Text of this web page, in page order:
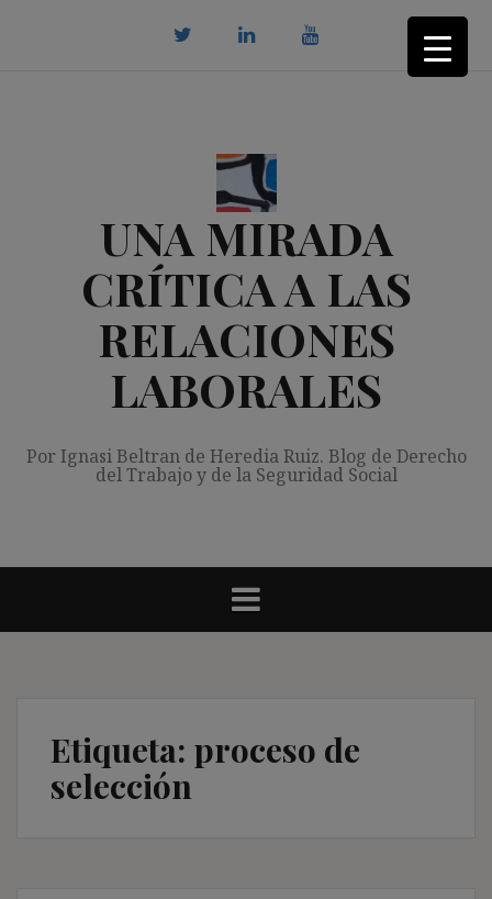
UNA MIRADA
CRÍTICA A LAS
RELACIONES
LABORALES
Por Ignasi Beltran de Heredia Ruiz. Blog de Derecho
del Trabajo y de la Seguridad Social
Etiqueta: proceso de
selección